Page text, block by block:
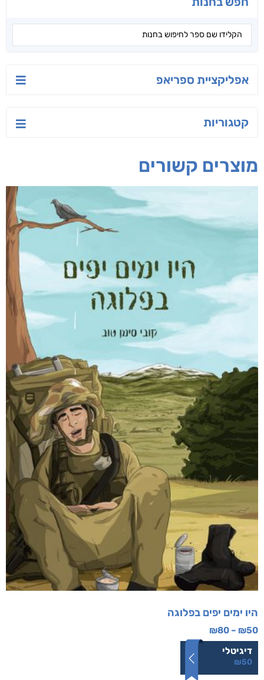
אפליקציית ספריאפ
קטגוריות
מוצרים קשורים
היו ימים יפים בפלוגה
₪50
–
₪80
דיגיטלי
₪50